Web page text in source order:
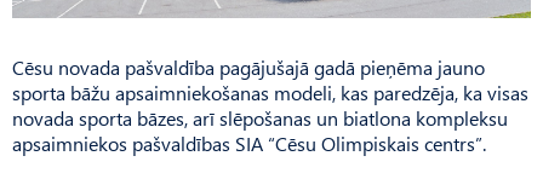
Cēsu novada pašvaldība pagājušajā gadā pieņēma jauno
sporta bāžu apsaimniekošanas modeli, kas paredzēja, ka visas
novada sporta bāzes, arī slēpošanas un biatlona kompleksu
apsaimniekos pašvaldības SIA “Cēsu Olimpiskais centrs”.